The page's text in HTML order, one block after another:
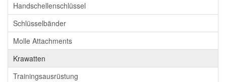
Handschellenschlüssel
Schlüsselbänder
Molle Attachments
Krawatten
Trainingsausrüstung